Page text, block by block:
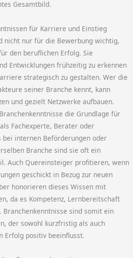
Gesamtbild.
für Karriere und Einstieg
nicht nur für die Bewerbung wichtig,
den beruflichen Erfolg. Sie
Entwicklungen frühzeitig zu erkennen
strategisch zu gestalten. Wer die
seiner Branche kennt, kann
und gezielt Netzwerke aufbauen.
die Grundlage für
Fachexperte, Berater oder
bei internen Beförderungen oder
Branche sind sie oft ein
Auch Quereinsteiger profitieren, wenn
geschickt in Bezug zur neuen
honorieren dieses Wissen mit
da es Kompetenz, Lernbereitschaft
sind somit ein
der sowohl kurzfristig als auch
Erfolg positiv beeinflusst.